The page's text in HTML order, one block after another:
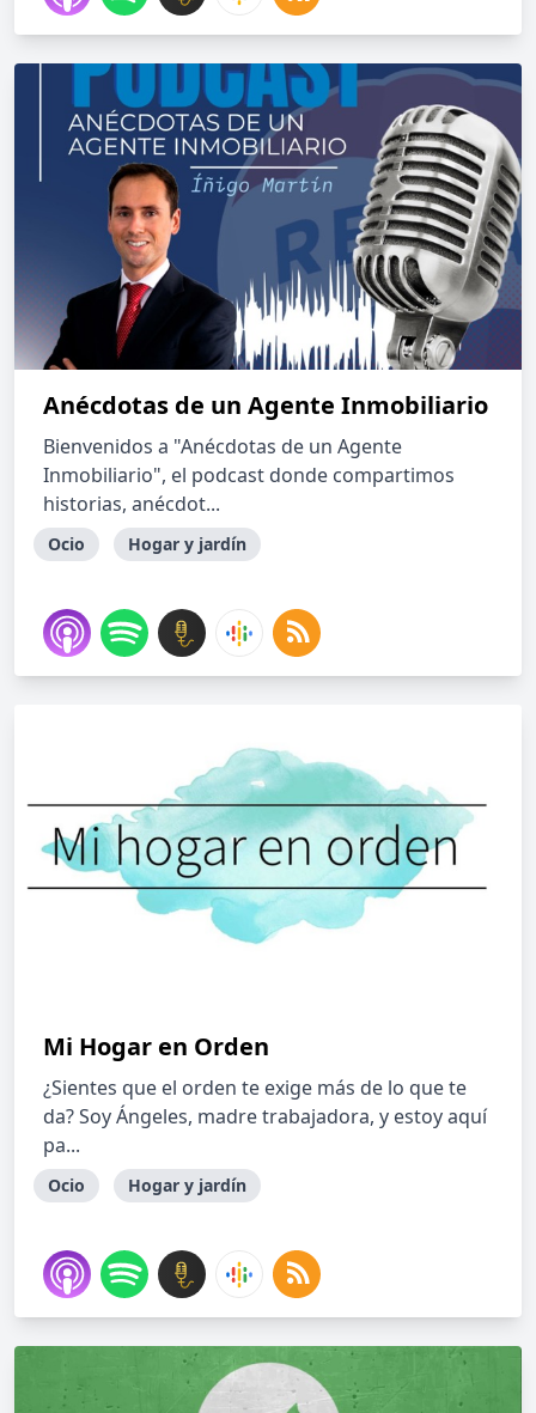
Anécdotas de un Agente Inmobiliario
Bienvenidos a "Anécdotas de un Agente
Inmobiliario", el podcast donde compartimos
historias, anécdot...
Ocio Hogar y jardín
Mi Hogar en Orden
¿Sientes que el orden te exige más de lo que te
da? Soy Ángeles, madre trabajadora, y estoy aquí
pa...
Ocio Hogar y jardín